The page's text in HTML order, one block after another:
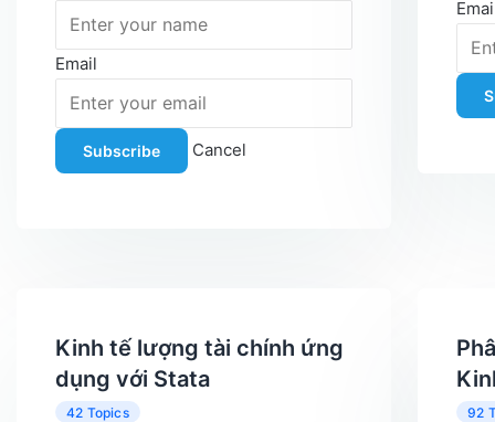
Email
Subscribe Cancel
Kinh tế lượng tài chính ứng
dụng với Stata
42 Topics 92